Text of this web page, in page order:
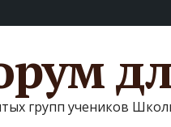
групп учеников